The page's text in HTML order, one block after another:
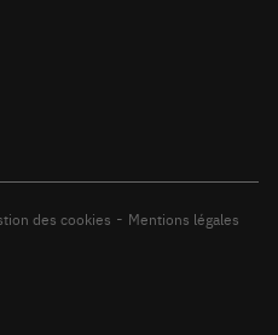
des cookies - Mentions légales